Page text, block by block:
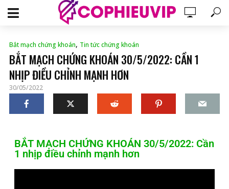
Bắt mạch chứng khoán, Tin tức chứng khoán
BẮT MẠCH CHỨNG KHOÁN 30/5/2022: CẦN 1
NHỊP ĐIỀU CHỈNH MẠNH HƠN
30/05/2022
BẮT MẠCH CHỨNG KHOÁN 30/5/2022: Cần
1 nhịp điều chỉnh mạnh hơn